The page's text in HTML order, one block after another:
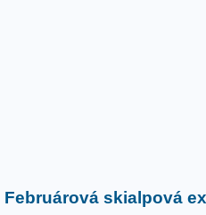
Februárová skialpová